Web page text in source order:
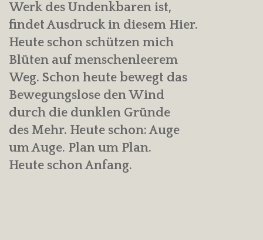
Werk des Undenkbaren ist,
findet Ausdruck in diesem Hier.
Heute schon schützen mich
Blüten auf menschenleerem
Weg. Schon heute bewegt das
Bewegungslose den Wind
durch die dunklen Gründe
des Mehr. Heute schon: Auge
um Auge. Plan um Plan.
Heute schon Anfang.